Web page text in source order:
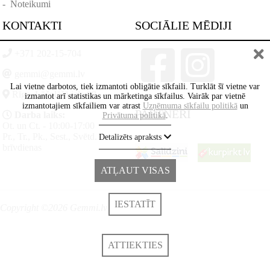
-Noteikumi
KONTAKTI
Rīga, Lāčplēšā iela 88
Pr., Tr., Pk., Sest., Svētd. -
SOCIĀLIE MĒDIJI
PARTNERI
Lai vietne darbotos, tiek izmantoti obligātie sīkfaili. Turklāt šī vietne var
izmantot arī statistikas un mārketinga sīkfailus. Vairāk par vietnē
izmantotajiem sīkfailiem var atrast Uzņēmuma sīkfailu politikāun
Privātuma politikā.
Detalizēts apraksts
ATĻAUT VISAS
IESTATĪT
ATTIEKTIES